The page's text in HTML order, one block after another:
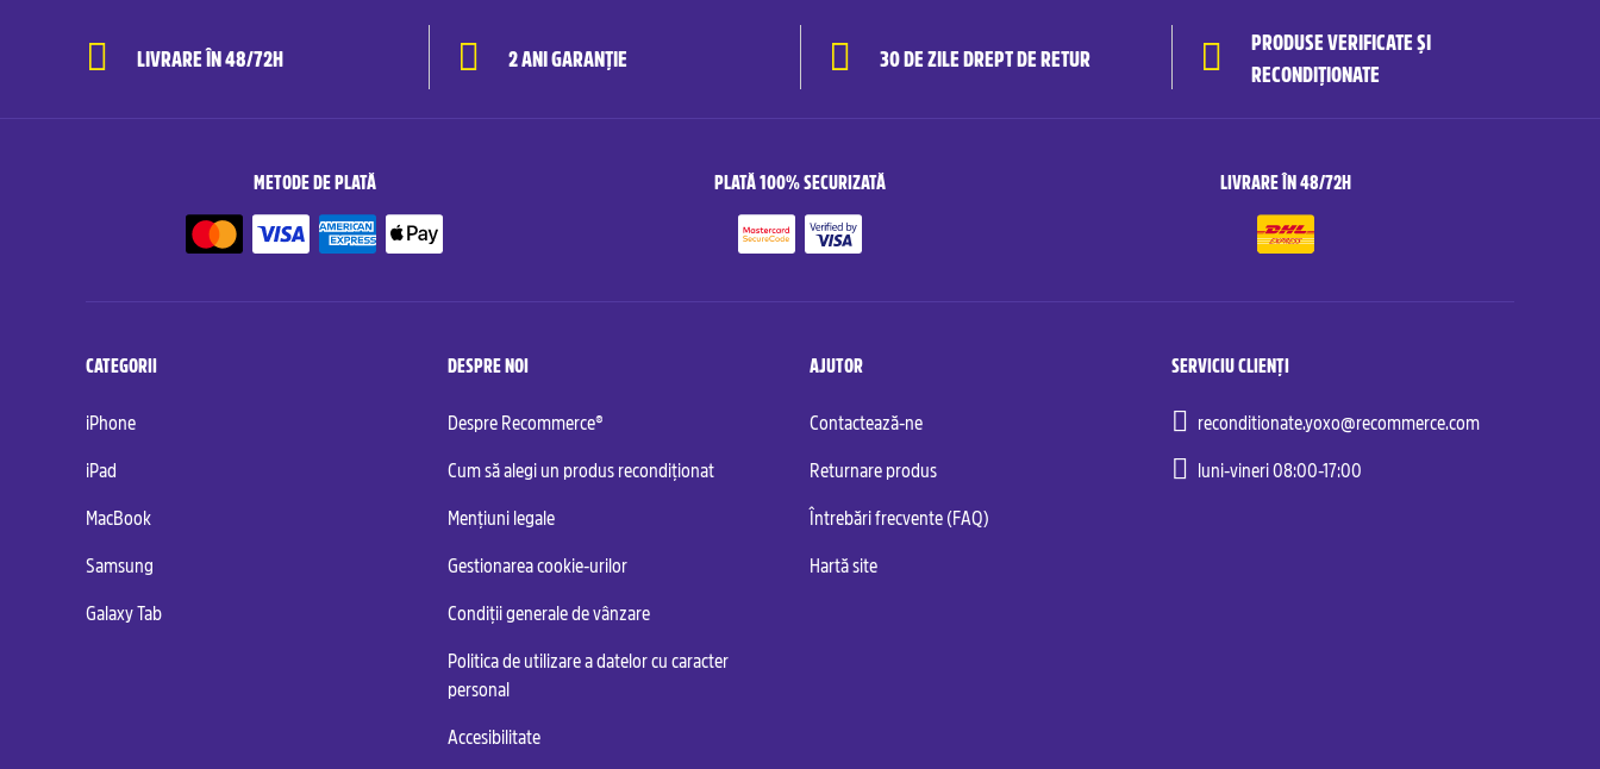
LIVRARE ÎN 48/72H 2 ANI GARANȚIE 30 DE ZILE DREPT DE RETUR
PRODUSE VERIFICATE ȘI
RECONDIȚIONATE
METODE DE PLATĂ PLATĂ 100% SECURIZATĂ LIVRARE ÎN 48/72H
CATEGORII
iPhone
iPad
MacBook
Samsung
Galaxy Tab
DESPRE NOI
Despre Recommerce®
Cum să alegi un produs recondiționat
Mențiuni legale
Gestionarea cookie-urilor
Condiții generale de vânzare
Politica de utilizare a datelor cu caracter
personal
Accesibilitate
AJUTOR
Contactează-ne
Returnare produs
Întrebări frecvente (FAQ)
Hartă site
SERVICIU CLIENȚI
reconditionate.yoxo@recommerce.com
luni-vineri 08:00-17:00